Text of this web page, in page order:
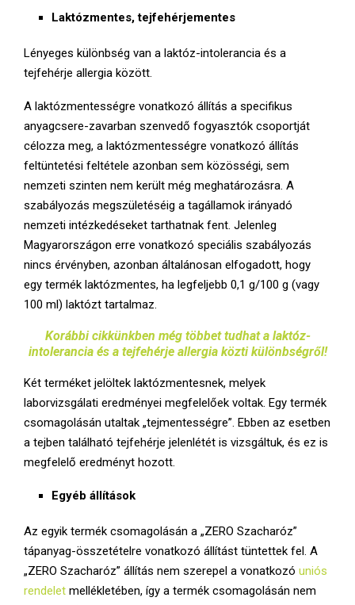
Laktózmentes, tejfehérjementes
Lényeges különbség van a laktóz-intolerancia és a
tejfehérje allergia között.
A laktózmentességre vonatkozó állítás a specifikus
anyagcsere-zavarban szenvedő fogyasztók csoportját
célozza meg, a laktózmentességre vonatkozó állítás
feltüntetési feltétele azonban sem közösségi, sem
nemzeti szinten nem került még meghatározásra. A
szabályozás megszületéséig a tagállamok irányadó
nemzeti intézkedéseket tarthatnak fent. Jelenleg
Magyarországon erre vonatkozó speciális szabályozás
nincs érvényben, azonban általánosan elfogadott, hogy
egy termék laktózmentes, ha legfeljebb 0,1 g/100 g (vagy
100 ml) laktózt tartalmaz.
Korábbi cikkünkben még többet tudhat a laktóz-
intolerancia és a tejfehérje allergia közti különbségről!
Két terméket jelöltek laktózmentesnek, melyek
laborvizsgálati eredményei megfelelőek voltak. Egy termék
csomagolásán utaltak „tejmentességre”. Ebben az esetben
a tejben található tejfehérje jelenlétét is vizsgáltuk, és ez is
megfelelő eredményt hozott.
Egyéb állítások
Az egyik termék csomagolásán a „ZERO Szacharóz”
tápanyag-összetételre vonatkozó állítást tüntettek fel. A
„ZERO Szacharóz” állítás nem szerepel a vonatkozó uniós
rendelet mellékletében, így a termék csomagolásán nem